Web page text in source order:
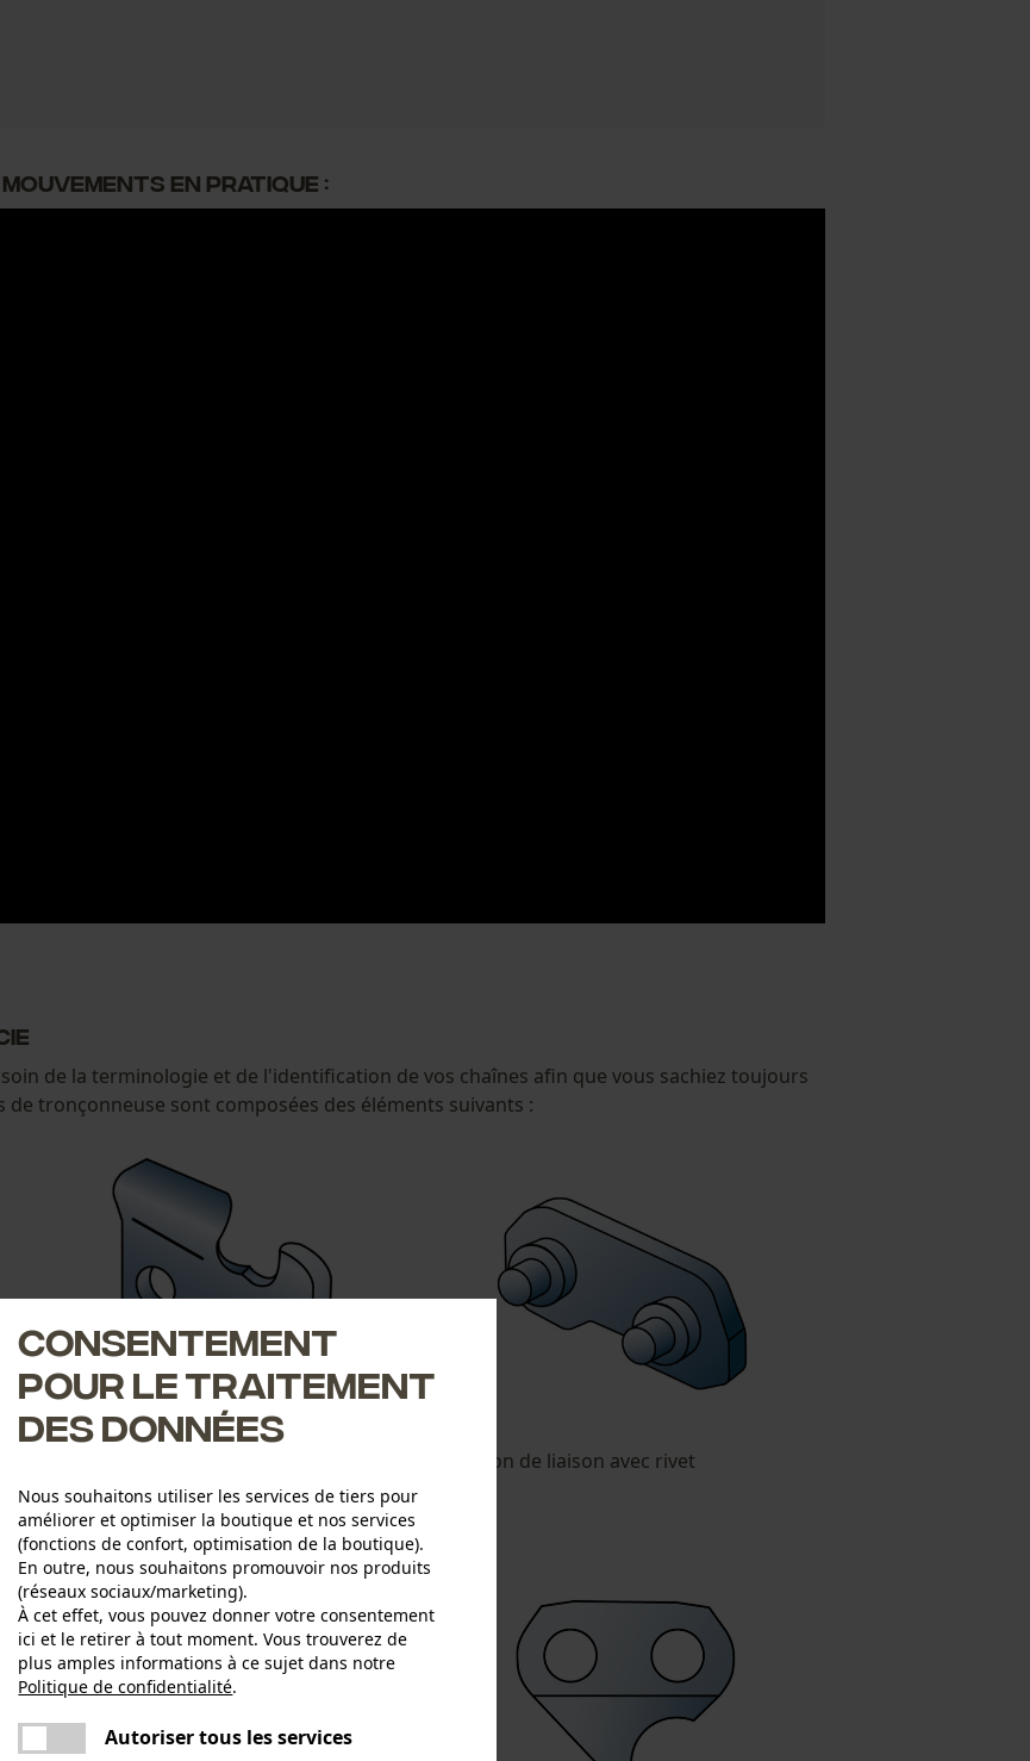
en pratique :
de la terminologie et de l'identification de vos chaînes afin que vous sachiez toujours
de tronçonneuse sont composées des éléments suivants :
Maillon de liaison avec rivet
Consentement
pour le traitement
des données
Nous souhaitons utiliser les services de tiers pour
améliorer et optimiser la boutique et nos services
(fonctions de confort, optimisation de la boutique).
En outre, nous souhaitons promouvoir nos produits
(réseaux sociaux/marketing).
À cet effet, vous pouvez donner votre consentement
ici et le retirer à tout moment. Vous trouverez de
plus amples informations à ce sujet dans notre
Politique de confidentialité.
Autoriser tous les services
Une erreur s'est produite. Veuillez essayer
encore.
partager